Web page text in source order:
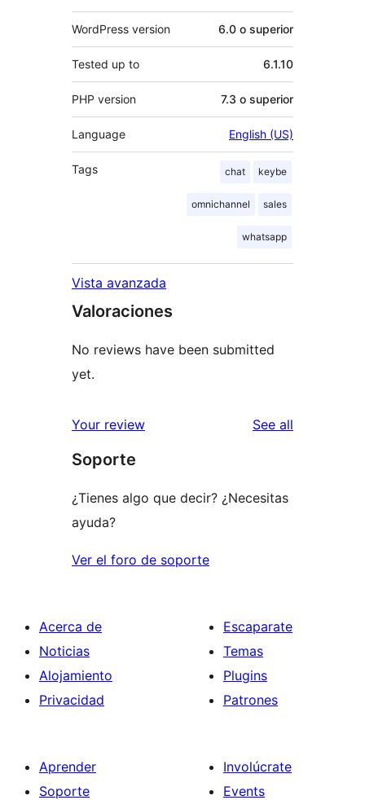
WordPress version 6.0 o superior
Tested up to 6.1.10
PHP version 7.3 o superior
Language English (US)
Tags chat keybe
omnichannel sales
whatsapp
Vista avanzada
Valoraciones
No reviews have been submitted
yet.
Your review See all
Soporte
¿Tienes algo que decir? ¿Necesitas
ayuda?
Ver el foro de soporte
Acerca de
Noticias
Alojamiento
Privacidad
Escaparate
Temas
Plugins
Patrones
Aprender
Soporte
Involúcrate
Events